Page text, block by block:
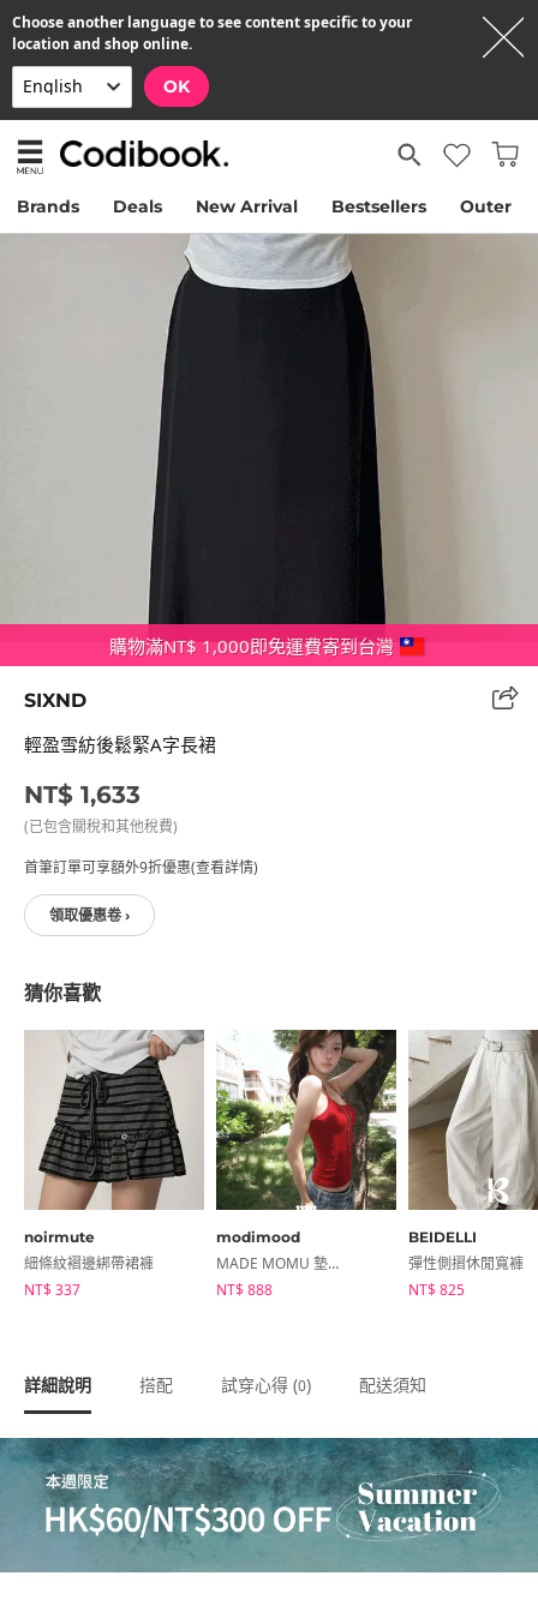
Choose another language to see content specific to your
location and shop online.
OK
Brands Deals New Arrival Bestsellers Outer
購物滿NT$ 1,000即免運費寄到台灣
SIXND
輕盈雪紡後鬆緊A字長裙
NT$ 1,633
(已包含關稅和其他稅費)
首筆訂單可享額外9折優惠(查看詳情)
領取優惠卷 ›
猜你喜歡
noirmute
細條紋褶邊綁帶裙褲
NT$ 337
modimood
MADE MOMU 墊肩挖背無袖背心
NT$ 888
BEIDELLI
彈性側摺休閒寬褲
NT$ 825
詳細說明 搭配 試穿心得 (0) 配送須知